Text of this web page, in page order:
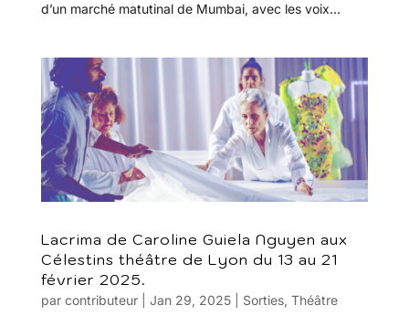
d’un marché matutinal de Mumbai, avec les voix...
Lacrima de Caroline Guiela Nguyen aux
Célestins théâtre de Lyon du 13 au 21
février 2025.
par contributeur| Jan 29, 2025| Sorties, Théâtre